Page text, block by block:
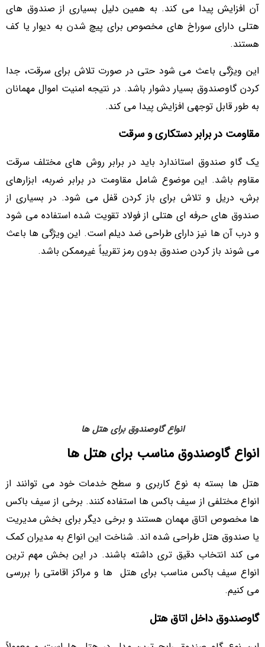
آن افزایش پیدا می کند. به همین دلیل بسیاری از صندوق های
هتلی دارای سوراخ های مخصوص برای پیچ شدن به دیوار یا کف
هستند.
این ویژگی باعث می شود حتی در صورت تلاش برای سرقت، جدا
کردن گاوصندوق بسیار دشوار باشد. در نتیجه امنیت اموال مهمانان
به طور قابل توجهی افزایش پیدا می کند.
مقاومت در برابر دستکاری و سرقت
یک گاو صندوق استاندارد باید در برابر روش های مختلف سرقت
مقاوم باشد. این موضوع شامل مقاومت در برابر ضربه، ابزارهای
برش، دریل و تلاش برای باز کردن قفل می شود. در بسیاری از
صندوق های حرفه ای هتلی از فولاد تقویت شده استفاده می شود
و درب آن ها نیز دارای طراحی ضد دیلم است. این ویژگی ها باعث
می شوند باز کردن صندوق بدون رمز تقریباً غیرممکن باشد.
انواع گاوصندوق برای هتل ها
انواع گاوصندوق مناسب برای هتل ها
هتل ها بسته به نوع کاربری و سطح خدمات خود می توانند از
انواع مختلفی از سیف باکس ها استفاده کنند. برخی از سیف باکس
ها مخصوص اتاق مهمان هستند و برخی دیگر برای بخش مدیریت
یا صندوق هتل طراحی شده اند. شناخت این انواع به مدیران کمک
می کند انتخاب دقیق تری داشته باشند. در این بخش مهم ترین
انواع سیف باکس مناسب برای هتل ها و مراکز اقامتی را بررسی
می کنیم.
گاوصندوق داخل اتاق هتل